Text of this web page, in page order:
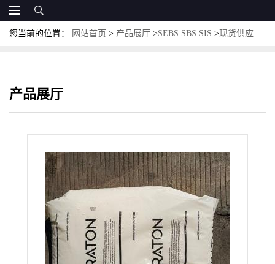
您当前的位置： 网站首页 > 产品展厅 >SEBS SBS SIS >现货供应
产品展厅